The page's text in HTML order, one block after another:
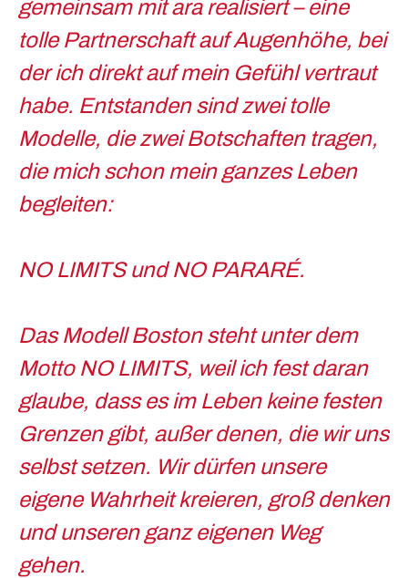
gemeinsam mit ara realisiert – eine
tolle Partnerschaft auf Augenhöhe, bei
der ich direkt auf mein Gefühl vertraut
habe. Entstanden sind zwei tolle
Modelle, die zwei Botschaften tragen,
die mich schon mein ganzes Leben
begleiten:
NO LIMITSundNO PARARÉ.
Das Modell Boston steht unter dem
Motto NO LIMITS, weil ich fest daran
glaube, dass es im Leben keine festen
Grenzen gibt, außer denen, die wir uns
selbst setzen. Wir dürfen unsere
eigene Wahrheit kreieren, groß denken
und unseren ganz eigenen Weg
gehen.